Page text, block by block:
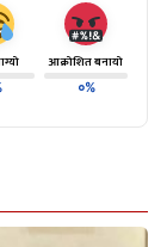
आक्रोशित बनायो
०%